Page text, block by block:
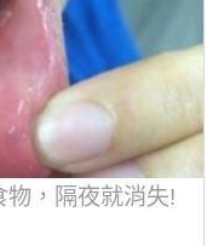
，隔夜就消失!